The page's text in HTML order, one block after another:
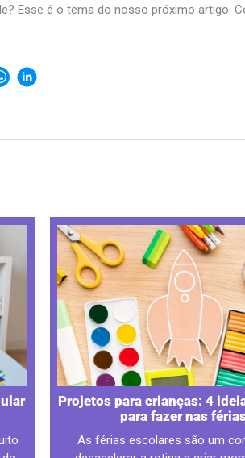
Esse é o tema do nosso próximo artigo.
Projetos para crianças: 4
para fazer nas
As férias escolares são um